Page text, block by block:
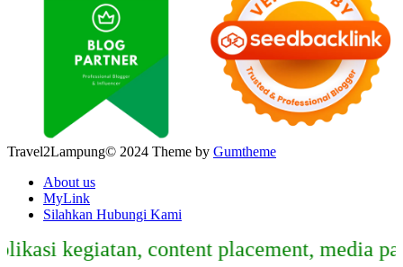
Travel2Lampung© 2024 Theme by Gumtheme
About us
MyLink
Silahkan Hubungi Kami
kegiatan, content placement, media